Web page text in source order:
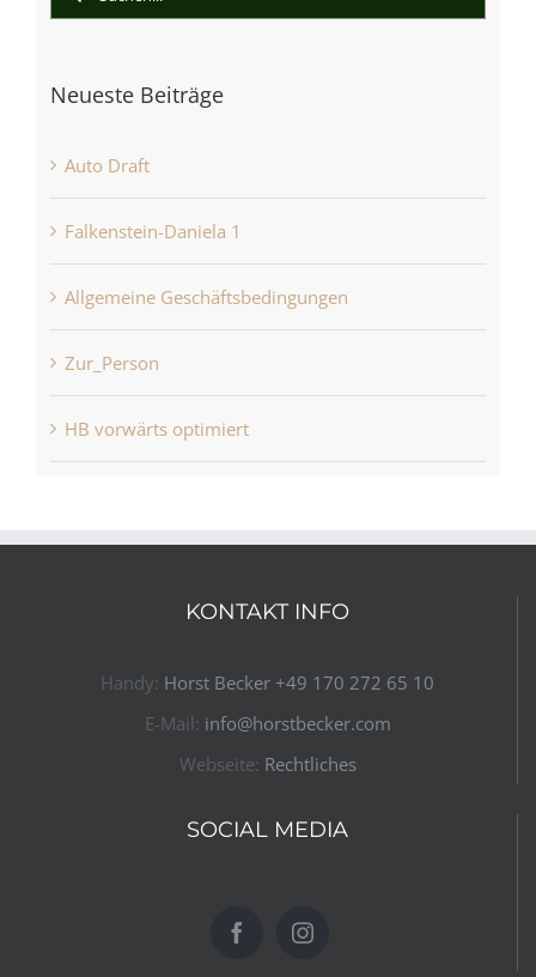
Neueste Beiträge
Auto Draft
Falkenstein-Daniela 1
Allgemeine Geschäftsbedingungen
Zur_Person
HB vorwärts optimiert
KONTAKT INFO
Handy: Horst Becker ​+49 170 272 65 10​
E-Mail: info@horstbecker.com
Webseite: Rechtliches
SOCIAL MEDIA